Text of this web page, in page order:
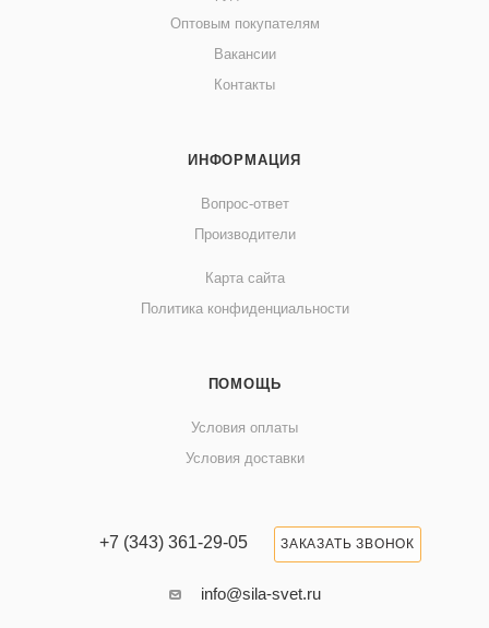
Оптовым покупателям
Вакансии
Контакты
ИНФОРМАЦИЯ
Вопрос-ответ
Производители
Карта сайта
Политика конфиденциальности
ПОМОЩЬ
Условия оплаты
Условия доставки
+7 (343) 361-29-05 ЗАКАЗАТЬ ЗВОНОК
info@sila-svet.ru